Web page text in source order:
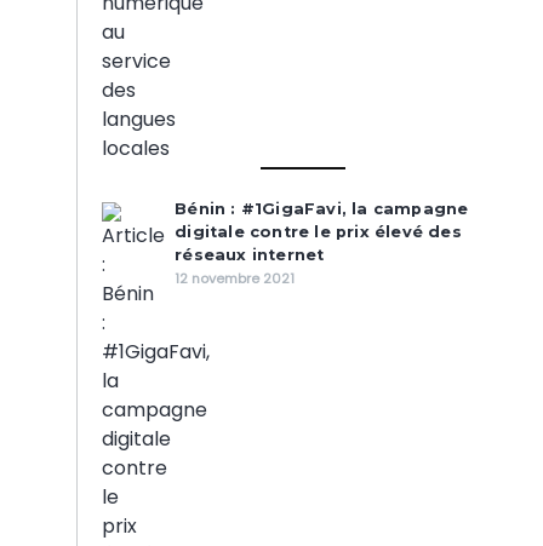
Bénin : #1GigaFavi, la campagne
digitale contre le prix élevé des
réseaux internet
12 novembre 2021